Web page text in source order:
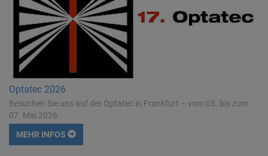
Optatec 2026
Besuchen Sie uns auf der Optatec in Frankfurt – vom 05. bis zum
07. Mai 2026.
MEHR INFOS